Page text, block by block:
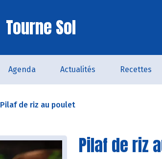
Tourne Sol
Agenda Actualités Recettes
Pilaf de riz au poulet
Pilaf de riz